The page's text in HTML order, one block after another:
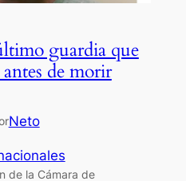
guardia que
de morir
Neto
de la Cámara de